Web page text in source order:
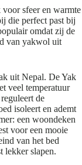
sfeer en warmte
die perfect past bij
omdat zij de
van yakwol uit
uit Nepal. De Yak
veel temperatuur
de
isoleert en ademt
een woondeken
voor een mooie
van het bed
lekker slapen.